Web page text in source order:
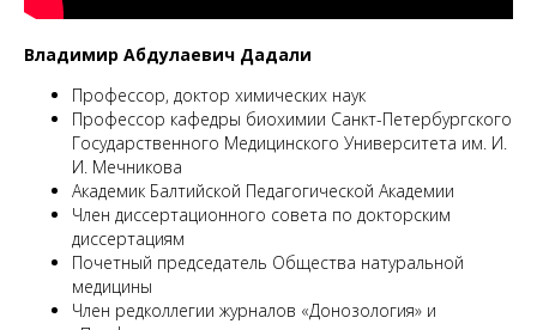
Владимир Абдулаевич Дадали
Профессор, доктор химических наук
Профессор кафедры биохимии Санкт-Петербургского
Государственного Медицинского Университета им. И.
И. Мечникова
Академик Балтийской Педагогической Академии
Член диссертационного совета по докторским
диссертациям
Почетный председатель Общества натуральной
медицины
Член редколлегии журналов «Донозология» и